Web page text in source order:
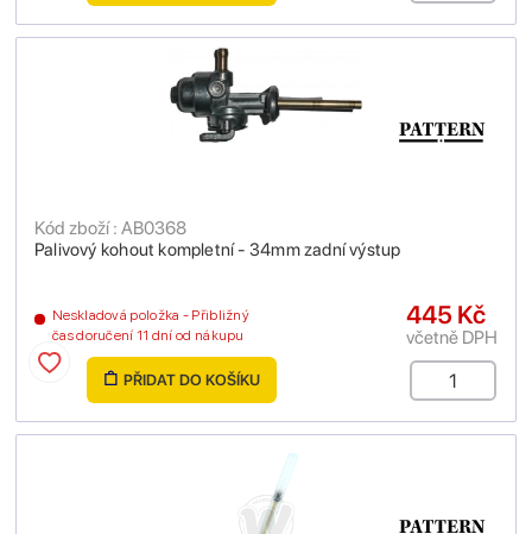
Palivový kohout kompletní - 34mm zadní výstup
Kód zboží : AB0368
Neskladová položka - Přibližný
čas doručení 11 dní od nákupu
445 Kč
včetně DPH
PŘIDAT DO KOŠÍKU